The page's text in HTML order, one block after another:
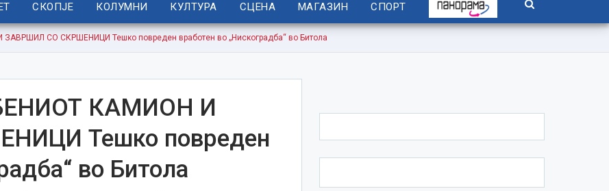
СКОПЈЕ КОЛУМНИ КУЛТУРА СЦЕНА МАГАЗИН СПОРТ
СО СКРШЕНИЦИ Тешко повреден вработен во „Нискоградба“ во Битола
КАМИОН И
Тешко повреден
во Битола